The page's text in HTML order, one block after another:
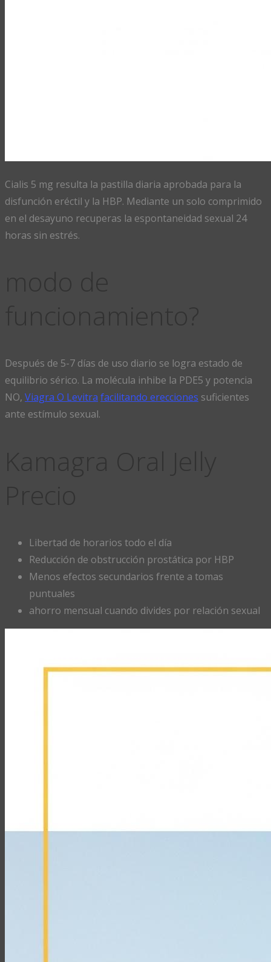
Cialis 5 mg resulta la pastilla diaria aprobada para la
disfunción eréctil y la HBP. Mediante un solo comprimido
en el desayuno recuperas la espontaneidad sexual 24
horas sin estrés.
Después de 5-7 días de uso diario se logra estado de
equilibrio sérico. La molécula inhibe la PDE5 y potencia
NO, Viagra O Levitra facilitando erecciones suficientes
ante estímulo sexual.
Libertad de horarios todo el día
Reducción de obstrucción prostática por HBP
Menos efectos secundarios frente a tomas
puntuales
ahorro mensual cuando divides por relación sexual